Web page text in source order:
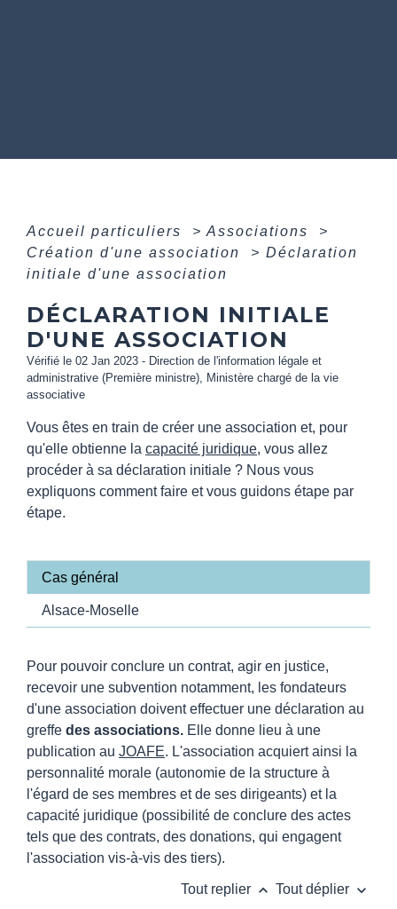
Accueil particuliers > Associations
>
Création d'une association
> Déclaration
initiale d'une association
DÉCLARATION INITIALE
D'UNE ASSOCIATION
Vérifié le 02 Jan 2023 - Direction de l'information légale et
administrative (Première ministre), Ministère chargé de la vie
associative
Vous êtes en train de créer une association et, pour
qu'elle obtienne la capacité juridique, vous allez
procéder à sa déclaration initiale ? Nous vous
expliquons comment faire et vous guidons étape par
étape.
Cas général
Alsace-Moselle
Pour pouvoir conclure un contrat, agir en justice,
recevoir une subvention notamment, les fondateurs
d'une association doivent effectuer une déclaration au
greffe des associations. Elle donne lieu à une
publication au JOAFE. L'association acquiert ainsi la
personnalité morale (autonomie de la structure à
l'égard de ses membres et de ses dirigeants) et la
capacité juridique (possibilité de conclure des actes
tels que des contrats, des donations, qui engagent
l'association vis-à-vis des tiers).
Tout replier keyboard_arrow_up Tout déplier keyboard_arrow_down